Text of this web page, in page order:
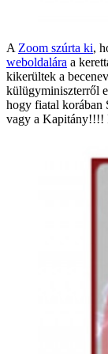
A Zoom szúrta ki,
weboldalára a
kikerültek a
külügyminiszterről
hogy fiatal korában
vagy a Kapitány!!!!